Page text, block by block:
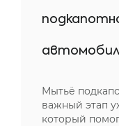
Мытьё
важный этап
который